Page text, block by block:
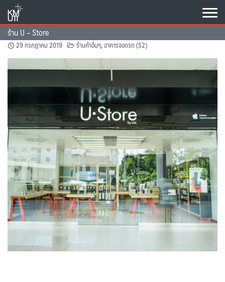
content
ร้าน U – Store
29 กรกฎาคม 2019 ร้านค้าอื่นๆ,อาคารจอดรถ (S2)